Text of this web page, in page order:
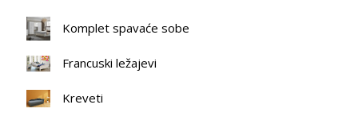
Komplet spavaće sobe
Francuski ležajevi
Kreveti